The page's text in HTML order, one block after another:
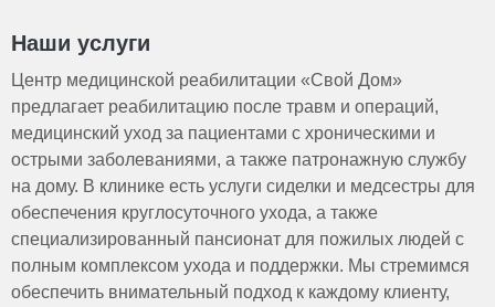
Наши услуги
Центр медицинской реабилитации «Свой Дом»
предлагает реабилитацию после травм и операций,
медицинский уход за пациентами с хроническими и
острыми заболеваниями, а также патронажную службу
на дому. В клинике есть услуги сиделки и медсестры для
обеспечения круглосуточного ухода, а также
специализированный пансионат для пожилых людей с
полным комплексом ухода и поддержки. Мы стремимся
обеспечить внимательный подход к каждому клиенту,